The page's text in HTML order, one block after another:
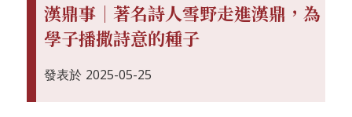
漢鼎事｜著名詩人雪野走進漢鼎，為
學子播撒詩意的種子
發表於 2025-05-25